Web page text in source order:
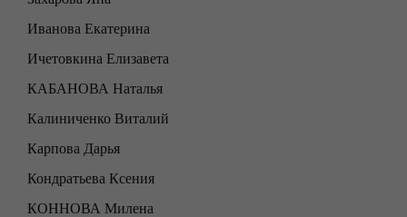
Иванова Екатерина
Ичетовкина Елизавета
КАБАНОВА Наталья
Калиниченко Виталий
Карпова Дарья
Кондратьева Ксения
КОННОВА Милена